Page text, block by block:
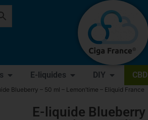
E-liquides DIY CBD
Blueberry – 50 ml – Lemon’time – Eliquid France
E-liquide